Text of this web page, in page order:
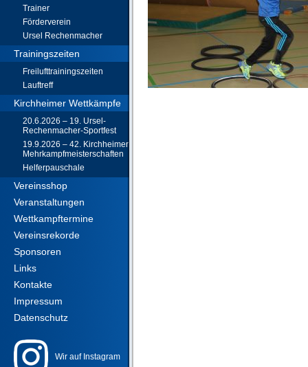
Trainer
Förderverein
Ursel Rechenmacher
Trainingszeiten
Freilufttrainingszeiten
Lauftreff
Kirchheimer Wettkämpfe
20.6.2026 – 19. Ursel-
Rechenmacher-Sportfest
19.9.2026 – 42. Kirchheimer
Mehrkampfmeisterschaften
Helferpauschale
Vereinsshop
Veranstaltungen
Wettkampftermine
Vereinsrekorde
Sponsoren
Links
Kontakte
Impressum
Datenschutz
Wir auf Instagram